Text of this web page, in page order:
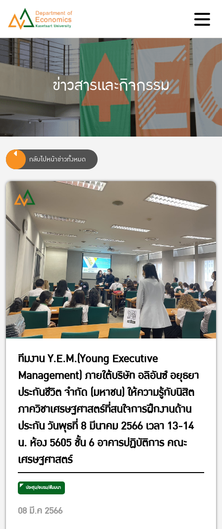
ข่าวสารและกิจกรรม
กลับไปหน้าข่าวทั้งหมด
ทีมงาน Y.E.M.(Young Executive
Management) ภายใต้บริษัท อลิอันซ์ อยุธยา
ประกันชีวิต จำกัด (มหาชน) ให้ความรู้กับนิสิต
ภาควิชาเศรษฐศาสตร์ที่สนใจการฝึกงานด้าน
ประกัน วันพุธที่ 8 มีนาคม 2566 เวลา 13-14
น. ห้อง 5605 ชั้น 6 อาคารปฏิบัติการ คณะ
เศรษฐศาสตร์
ประชุม/อบรม/สัมมนา
08 มี.ค 2566